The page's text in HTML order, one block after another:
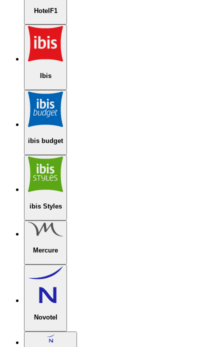
HotelF1
Ibis
ibis budget
ibis Styles
Mercure
Novotel